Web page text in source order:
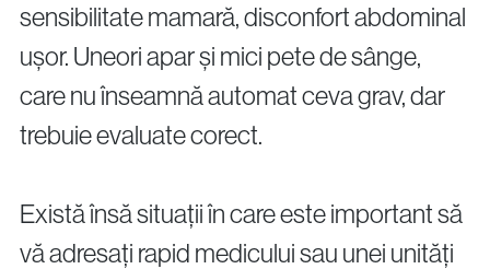
sensibilitate mamară, disconfort abdominal
ușor. Uneori apar și mici pete de sânge,
care nu înseamnă automat ceva grav, dar
trebuie evaluate corect.
Există însă situații în care este important să
vă adresați rapid medicului sau unei unități